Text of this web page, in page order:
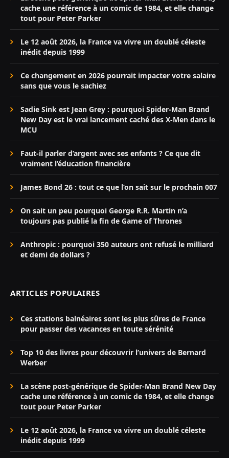
cache une référence à un comic de 1984, et elle change
tout pour Peter Parker
Le 12 août 2026, la France va vivre un doublé céleste
inédit depuis 1999
Ce changement en 2026 pourrait impacter votre salaire
sans que vous le sachiez
Sadie Sink est Jean Grey : pourquoi Spider-Man Brand
New Day est le vrai lancement caché des X-Men dans le
MCU
Faut-il parler d’argent avec ses enfants ? Ce que dit
vraiment l’éducation financière
James Bond 26 : tout ce que l’on sait sur le prochain 007
On sait un peu pourquoi George R.R. Martin n’a
toujours pas publié la fin de Game of Thrones
Anthropic : pourquoi 350 auteurs ont refusé le milliard
et demi de dollars ?
ARTICLES POPULAIRES
Ces stations balnéaires sont les plus sûres de France
pour passer des vacances en toute sérénité
Top 10 des livres pour découvrir l’univers de Bernard
Werber
La scène post-générique de Spider-Man Brand New Day
cache une référence à un comic de 1984, et elle change
tout pour Peter Parker
Le 12 août 2026, la France va vivre un doublé céleste
inédit depuis 1999